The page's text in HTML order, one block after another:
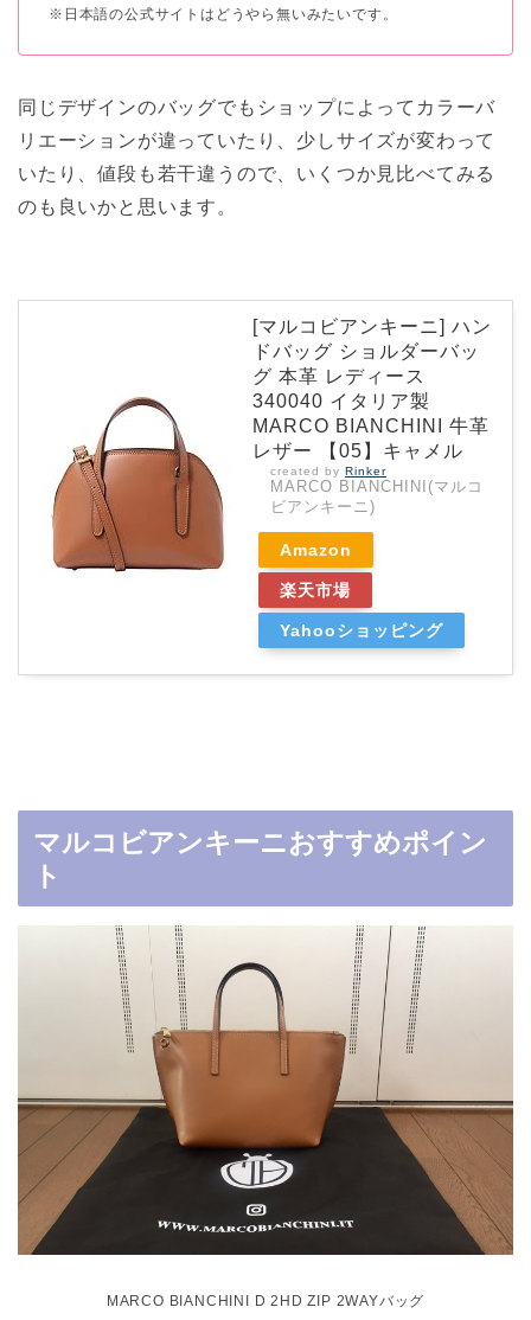
※日本語の公式サイトはどうやら無いみたいです。
同じデザインのバッグでもショップによってカラーバ
リエーションが違っていたり、少しサイズが変わって
いたり、値段も若干違うので、いくつか見比べてみる
のも良いかと思います。
[マルコビアンキーニ] ハン
ドバッグ ショルダーバッ
グ 本革 レディース
340040 イタリア製
MARCO BIANCHINI 牛革
レザー 【05】キャメル
created by Rinker
MARCO BIANCHINI(マルコ
ビアンキーニ)
Amazon
楽天市場
Yahooショッピング
マルコビアンキーニおすすめポイン
ト
MARCO BIANCHINI D 2HD ZIP 2WAYバッグ